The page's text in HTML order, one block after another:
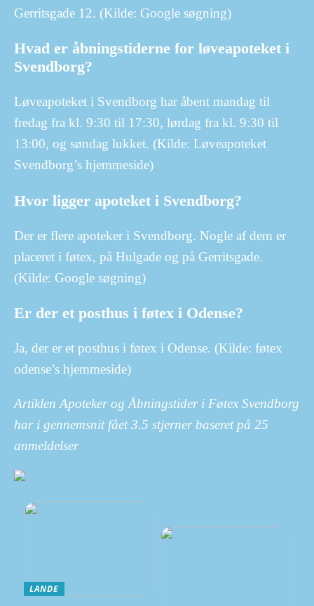
Gerritsgade 12. (Kilde: Google søgning)
Hvad er åbningstiderne for løveapoteket i
Svendborg?
Løveapoteket i Svendborg har åbent mandag til
fredag fra kl. 9:30 til 17:30, lørdag fra kl. 9:30 til
13:00, og søndag lukket. (Kilde: Løveapoteket
Svendborg’s hjemmeside)
Hvor ligger apoteket i Svendborg?
Der er flere apoteker i Svendborg. Nogle af dem er
placeret i føtex, på Hulgade og på Gerritsgade.
(Kilde: Google søgning)
Er der et posthus i føtex i Odense?
Ja, der er et posthus i føtex i Odense. (Kilde: føtex
odense’s hjemmeside)
Artiklen Apoteker og Åbningstider i Føtex Svendborg
har i gennemsnit fået3.5 stjerner baseret på 25
anmeldelser
LANDE